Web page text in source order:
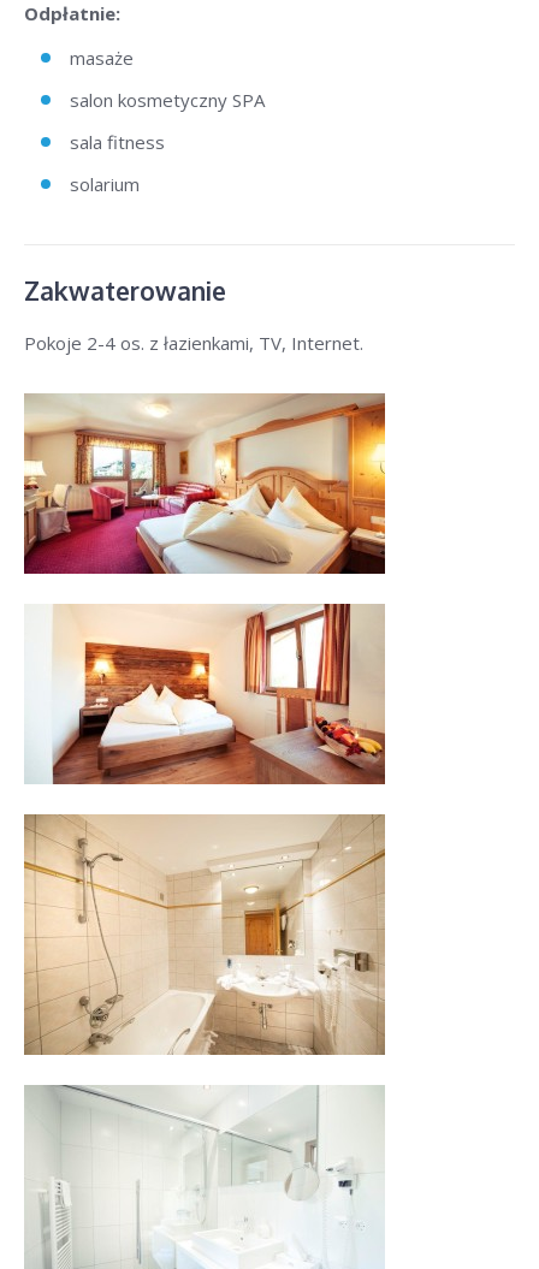
Odpłatnie:
masaże
salon kosmetyczny SPA
sala fitness
solarium
Zakwaterowanie
Pokoje 2-4 os. z łazienkami, TV, Internet.